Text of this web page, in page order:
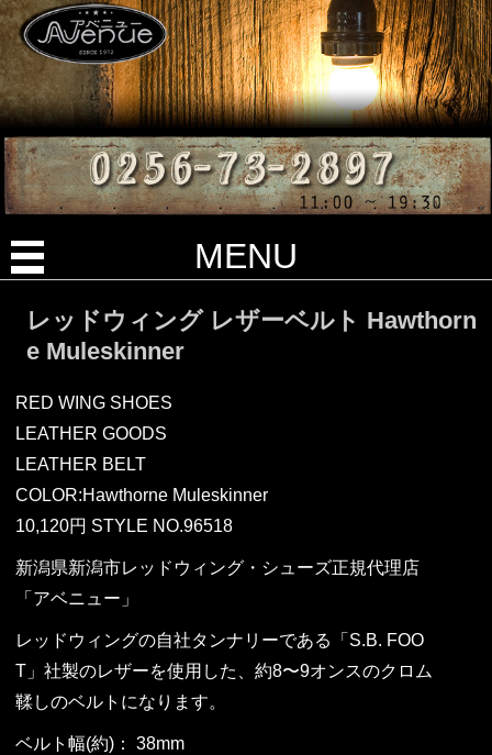
MENU
レッドウィング レザーベルト Hawthorn
e Muleskinner
RED WING SHOES
LEATHER GOODS
LEATHER BELT
COLOR:Hawthorne Muleskinner
10,120円 STYLE NO.96518
新潟県新潟市レッドウィング・シューズ正規代理店
「アベニュー」
レッドウィングの自社タンナリーである「S.B. FOO
T」社製のレザーを使用した、約8〜9オンスのクロム
鞣しのベルトになります。
ベルト幅(約)： 38mm